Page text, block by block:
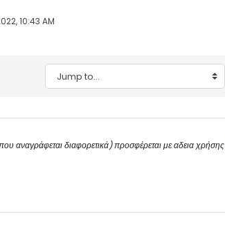
10:43 AM
Jump to...
αναγράφεται διαφορετικά) προσφέρεται με αδεια χρήσης